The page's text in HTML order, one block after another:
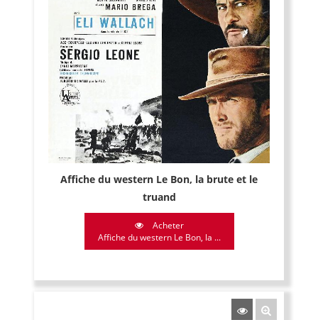
Affiche du western Le Bon, la brute et le
truand
Acheter
Affiche du western Le Bon, la ...